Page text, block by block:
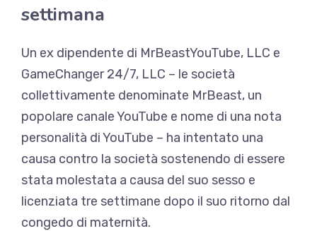
settimana
Un ex dipendente di MrBeastYouTube, LLC e
GameChanger 24/7, LLC – le società
collettivamente denominate MrBeast, un
popolare canale YouTube e nome di una nota
personalità di YouTube – ha intentato una
causa contro la società sostenendo di essere
stata molestata a causa del suo sesso e
licenziata tre settimane dopo il suo ritorno dal
congedo di maternità.